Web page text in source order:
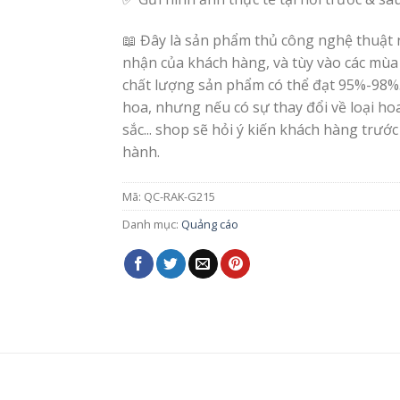
📖 Đây là sản phẩm thủ công nghệ thuật
nhận của khách hàng, và tùy vào các
chất lượng sản phẩm có thể đạt 95%-
hoa, nhưng nếu có sự thay đổi về loại
sắc... shop sẽ hỏi ý kiến khách hàng
hành.
Mã: QC-RAK-G215
Danh mục: Quảng cáo